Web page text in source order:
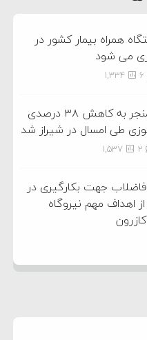
همراه بیمار کشور در
می شود
1,334
فرهنگ سازی منجر به کاهش ۳۸ درصدی
طی امسال در شیراز شد
1,537
جهت بکارگیری در
اهداف مهم نیروگاه